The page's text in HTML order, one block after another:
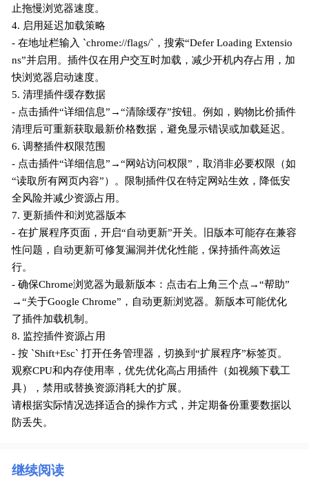
止拖慢浏览器速度。
4. 启用延迟加载策略
- 在地址栏输入 `chrome://flags/`，搜索“Defer Loading Extensio
ns”并启用。插件仅在用户交互时加载，减少开机内存占用，加
快浏览器启动速度。
5. 清理插件缓存数据
- 点击插件“详细信息”→“清除缓存”按钮。例如，购物比价插件
清理后可重新获取最新价格数据，避免显示错误或加载延迟。
6. 调整插件权限范围
- 点击插件“详细信息”→“网站访问权限”，取消非必要权限（如
“读取所有网页内容”）。限制插件仅在特定网站生效，降低安
全风险并减少资源占用。
7. 更新插件和浏览器版本
- 在扩展程序页面，开启“自动更新”开关。旧版本可能存在兼容
性问题，自动更新可修复漏洞并优化性能，保持插件高效运
行。
- 确保Chrome浏览器为最新版本：点击右上角三个点→“帮助”
→“关于Google Chrome”，自动更新浏览器。新版本可能优化
了插件加载机制。
8. 监控插件资源占用
- 按 `Shift+Esc` 打开任务管理器，切换到“扩展程序”标签页。
观察CPU和内存使用率，优先优化高占用插件（如视频下载工
具），禁用或替换资源消耗大的扩展。
请根据实际情况选择适合的操作方式，并定期备份重要数据以
防丢失。
继续阅读